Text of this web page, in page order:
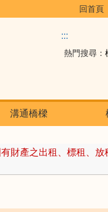
回首頁
:::
熱門搜尋：
溝通橋樑
有財產之出租、標租、放